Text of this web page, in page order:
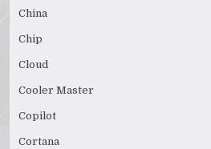
China
Chip
Cloud
Cooler Master
Copilot
Cortana